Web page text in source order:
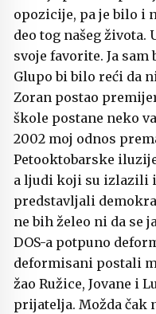
opozicije, pa je bilo i
deo tog našeg života.
svoje favorite. Ja sam
Glupo bi bilo reći da
Zoran postao
škole postane neko
2002 moj odnos
Petooktobarske
a ljudi koji su izlazili
predstavljali
ne bih želeo ni da se
DOS-a potpuno
deformisani postali
žao Ružice, Jovane i
prijatelja. Možda čak